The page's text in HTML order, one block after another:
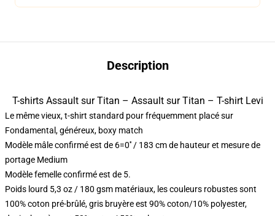
Description
T-shirts Assault sur Titan – Assault sur Titan – T-shirt Levi
Le même vieux, t-shirt standard pour fréquemment placé sur
Fondamental, généreux, boxy match
Modèle mâle confirmé est de 6=0′′ / 183 cm de hauteur et mesure de
portage Medium
Modèle femelle confirmé est de 5.
Poids lourd 5,3 oz / 180 gsm matériaux, les couleurs robustes sont
100% coton pré-brûlé, gris bruyère est 90% coton/10% polyester,